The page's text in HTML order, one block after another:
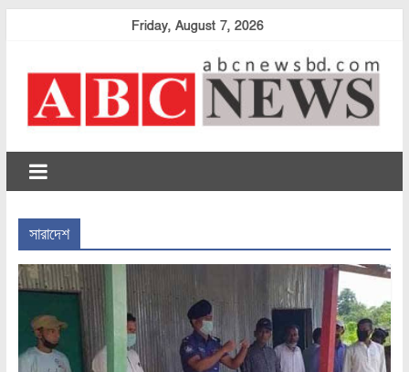
Friday, August 7, 2026
abcnewsbd
সারাদেশ